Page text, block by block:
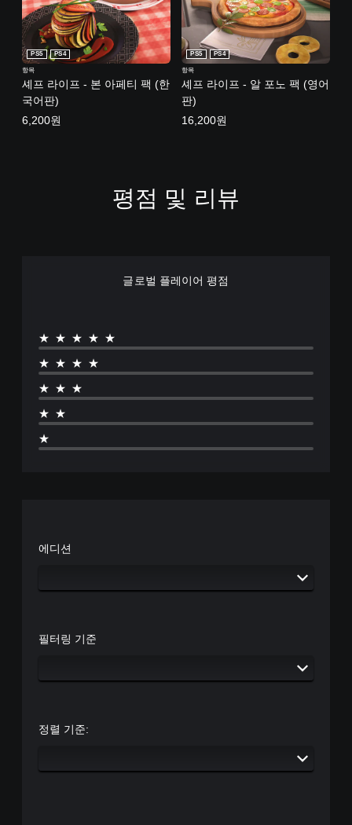
셰프 라이프 - 본 아페티 팩 (한
국어판)
PS5 PS4
항목
6,200원
셰프 라이프 - 알 포노 팩 (영어
판)
PS5 PS4
항목
16,200원
평점 및 리뷰
글로벌 플레이어 평점
★★★★★
★★★★
★★★
★★
★
에디션
필터링 기준
정렬 기준: